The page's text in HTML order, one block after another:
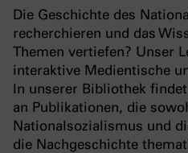
Die Geschichte des
recherchieren und das
Themen vertiefen? Unser
interaktive Medientische
In unserer Bibliothek
an Publikationen, die
Nationalsozialismus und
die Nachgeschichte